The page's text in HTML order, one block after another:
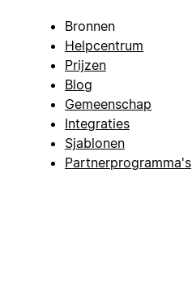
Bronnen
Helpcentrum
Prijzen
Blog
Gemeenschap
Integraties
Sjablonen
Partnerprogramma's